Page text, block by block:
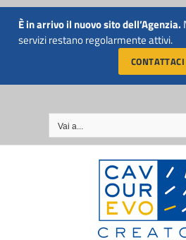
Salta
contenuto CHIAMACI
NUMERO 011
Vai a...
È in arrivo il nuovo sito dell’Agenzia.
servizi restano regolarmente attivi.
CONTATTACI